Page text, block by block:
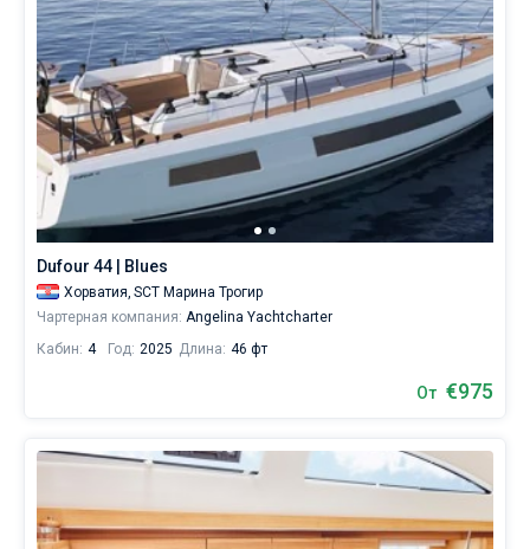
Dufour 44 | Blues
Хорватия, SCT Марина Трогир
Чартерная компания: Angelina Yachtcharter
Кабин: 4 Год: 2025 Длина: 46 фт
От €975